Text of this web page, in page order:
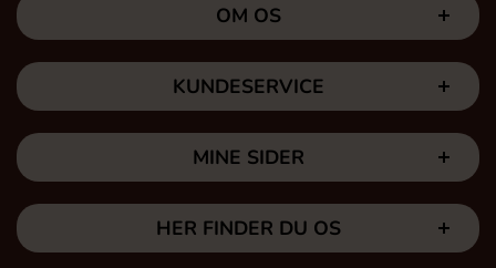
OM OS
KUNDESERVICE
MINE SIDER
HER FINDER DU OS